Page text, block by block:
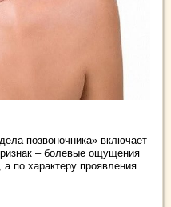
позвоночника» включает
– болевые ощущения
по характеру проявления